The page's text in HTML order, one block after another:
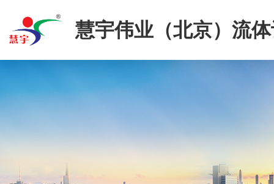
慧宇伟业（北京）流
限公司